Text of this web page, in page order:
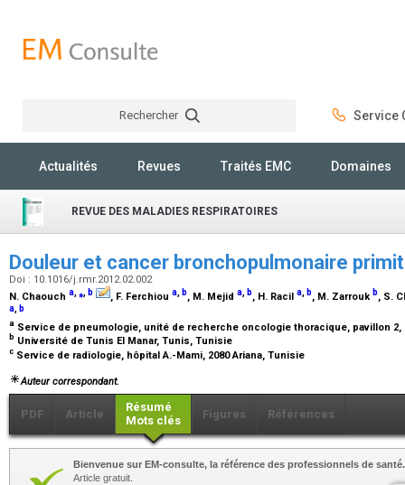
Rechercher Service
Actualités Revues Traités EMC Domaines
REVUE DES MALADIES RESPIRATOIRES
Douleur et cancer bronchopulmonaire
Doi : 10.1016/j.rmr.2012.02.002
N. Chaouch a,⁎, b , F. Ferchiou a, b, M. Mejid a, b, H. Racil a, b, M. Zarrouk b, S.
a b
a Service de pneumologie, unité de recherche oncologie thoracique, pavillon 2,
b Université de Tunis El Manar, Tunis, Tunisie
c Service de radiologie, hôpital A.-Mami, 2080 Ariana, Tunisie
Auteur correspondant.
PDF Article
Résumé
Mots clés
Figures Références
Bienvenue sur EM-consulte, la référence des professionnels de santé.
Article gratuit.